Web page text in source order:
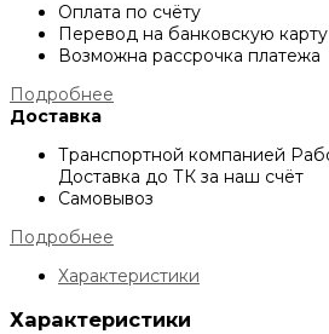
Оплата по счёту
Перевод на банковскую карту
Возможна рассрочка платежа
Подробнее
Доставка
Транспортной компанией
Доставка до ТК за наш счёт
Самовывоз
Подробнее
Характеристики
Характеристики